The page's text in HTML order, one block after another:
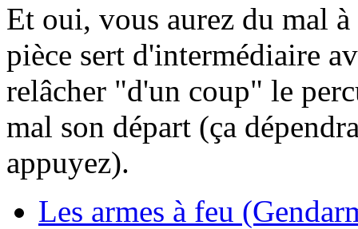
Et oui, vous aurez du mal
pièce sert d'intermédiaire
relâcher "d'un coup" le
mal son départ (ça
appuyez).
Les armes à feu